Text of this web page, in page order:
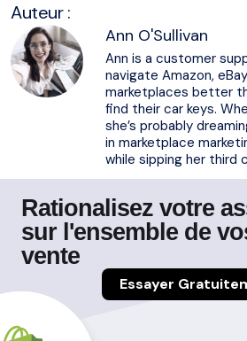
Auteur :
Ann O'Sullivan
Ann is a customer
navigate Amazon,
marketplaces better
find their car keys.
she’s probably
in marketplace
while sipping her third
Rationalisez votre
sur l'ensemble de
vente
Essayer